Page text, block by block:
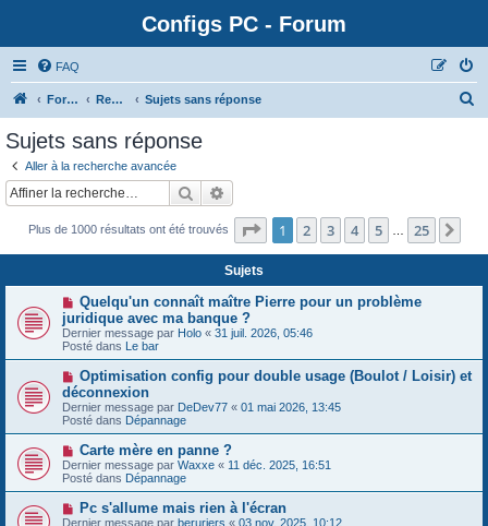
Configs PC - Forum
FAQ
Forum Rechercher Sujets sans réponse
Sujets sans réponse
Aller à la recherche avancée
Rechercher
Plus de 1000 résultats ont été trouvés Page 1sur25
1 2 3 4 5 25
Sujets
N
u
v
e
a
u
m
e
s
a
g
e
Quelqu'un connaît maître Pierre pour un problème
juridique avec ma banque ?
Dernier message par Holo « 31 juil. 2026, 05:46
Posté dans Le bar
N
o
u
v
e
a
u
m
e
s
s
a
Optimisation config pour double usage (Boulot / Loisir) et
déconnexion
Dernier message par DeDev77 « 01 mai 2026, 13:45
Posté dans Dépannage
N
o
u
v
e
a
Carte mère en panne ?
Dernier message par Waxxe « 11 déc. 2025, 16:51
Posté dans Dépannage
N
o
Pc s'allume mais rien à l'écran
Dernier message par beruriers « 03 nov. 2025, 10:12